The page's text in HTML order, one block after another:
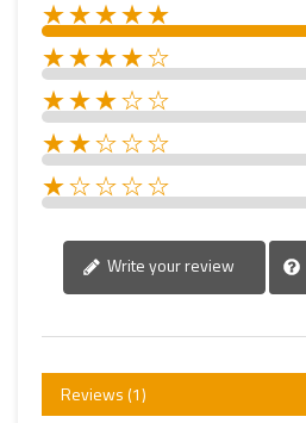
★★★★★
★★★★☆
★★★☆☆
★★☆☆☆
★☆☆☆☆
Write your review
Reviews (1)